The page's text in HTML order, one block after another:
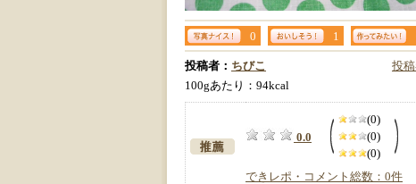
0 1
投
投稿者： ちびこ
100gあたり：94kcal
0.0
(0)
(0)
(0)
できレポ・コメント総数：0件